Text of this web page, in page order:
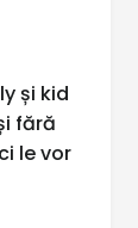
și kid
fără
le vor